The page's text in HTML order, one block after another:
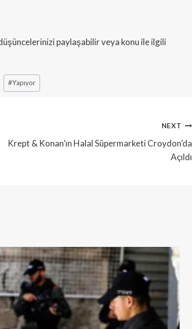
paylaşabilir veya konu ile ilgili
#Yapıyor
NEXT
Krept & Konan’ın Halal Süpermarketi Croydon’da
Açıldı